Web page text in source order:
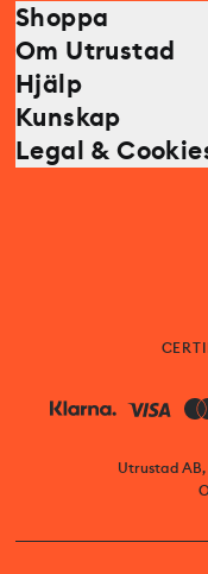
Shoppa
Om Utrustad
Hjälp
Kunskap
Legal &
Utrustad AB,